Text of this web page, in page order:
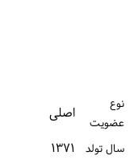
نوع
عضویت
اصلی
سال تولد ۱۳۷۱